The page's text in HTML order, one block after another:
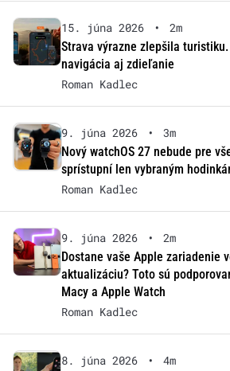
15. júna 2026 •
2m
Strava výrazne zlepšila
navigácia aj zdieľanie
Roman Kadlec
9. júna 2026 •
3m
Nový watchOS 27 nebude pre
sprístupní len vybraným
Roman Kadlec
9. júna 2026 •
2m
Dostane vaše Apple zariadenie
aktualizáciu? Toto sú
Macy a Apple Watch
Roman Kadlec
8. júna 2026 •
4m